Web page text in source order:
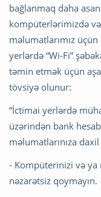
bağlanmaq daha
kompüterlərimizdə və
məlumatlarımız
yerlərdə “Wi-Fi”
təmin etmək üçün
tövsiyə olunur:
“İctimai yerlərdə
üzərindən bank
məlumatlarınıza
- Kompüterinizi və
nəzarətsiz qoymayın.